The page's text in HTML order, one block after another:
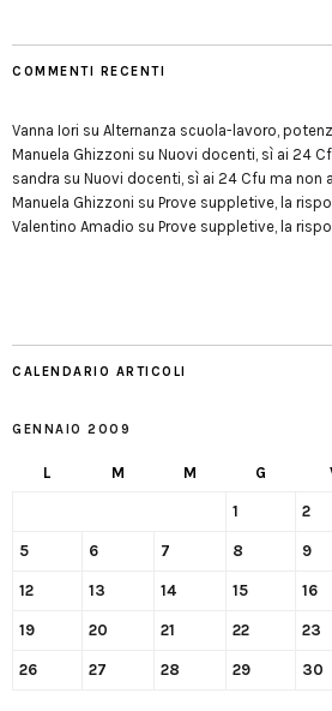
COMMENTI RECENTI
Vanna Iori su Alternanza scuola-lavoro,
Manuela Ghizzoni su Nuovi docenti, sì ai 24
sandra su Nuovi docenti, sì ai 24 Cfu ma non
Manuela Ghizzoni su Prove suppletive, la
Valentino Amadio su Prove suppletive, la
CALENDARIO ARTICOLI
GENNAIO 2009
L M M G
1 2
5 6 7 8 9
12 13 14 15 16
19 20 21 22 23
26 27 28 29 30